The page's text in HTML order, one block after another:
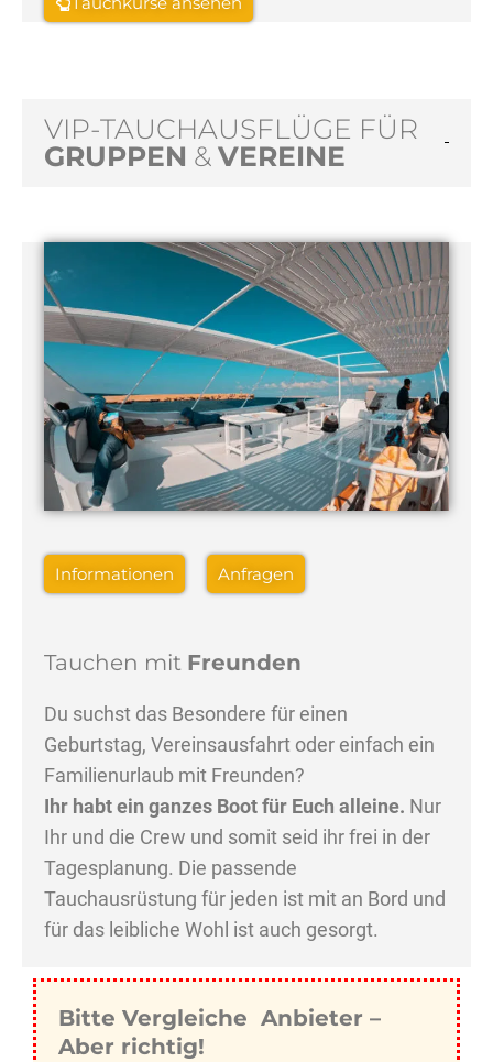
VIP-TAUCHAUSFLÜGE FÜR
GRUPPEN &VEREINE
Informationen Anfragen
Tauchen mit Freunden
Du suchst das Besondere für einen
Geburtstag, Vereinsausfahrt oder einfach ein
Familienurlaub mit Freunden?
Ihr habt ein ganzes Boot für Euch alleine. Nur
Ihr und die Crew und somit seid ihr frei in der
Tagesplanung. Die passende
Tauchausrüstung für jeden ist mit an Bord und
für das leibliche Wohl ist auch gesorgt.
Bitte Vergleiche Anbieter –
Aber richtig!